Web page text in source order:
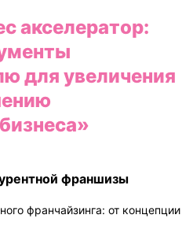
акселератор:
для увеличения
бизнеса»
франшизы
франчайзинга: от концепции